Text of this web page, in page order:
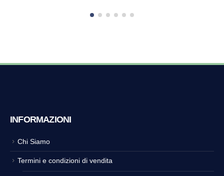
INFORMAZIONI
Chi Siamo
Termini e condizioni di vendita